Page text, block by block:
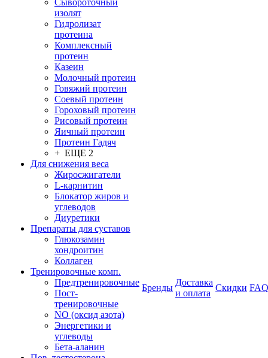
Сывороточный
изолят
Гидролизат
протеина
Комплексный
протеин
Казеин
Молочный протеин
Говяжий протеин
Соевый протеин
Гороховый протеин
Рисовый протеин
Яичный протеин
Протеин Гадяч
+ ЕЩЕ 2
Для снижения веса
Жиросжигатели
L-карнитин
Блокатор жиров и
углеводов
Диуретики
Препараты для суставов
Глюкозамин
хондроитин
Коллаген
Тренировочные комп.
Предтренировочные
Пост-
тренировочные
NO (оксид азота)
Энергетики и
углеводы
Бета-аланин
Бренды
Доставка
и оплата
Скидки FAQ